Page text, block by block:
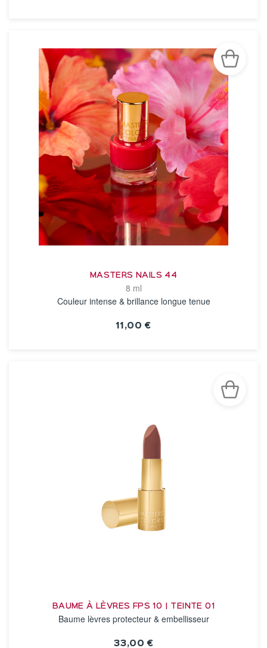
MASTERS NAILS 44
8 ml
Couleur intense & brillance longue tenue
11,00 €
BAUME À LÈVRES FPS 10 | TEINTE 01
Baume lèvres protecteur & embellisseur
33,00 €